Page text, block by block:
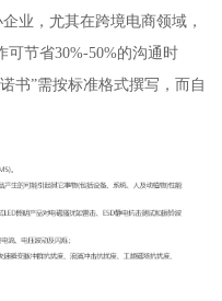
业，尤其在跨境电商领域，
可节省30%-50%的沟通时
书”需按标准格式撰写，而自